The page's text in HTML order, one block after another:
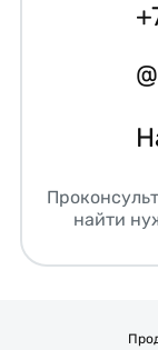
найти